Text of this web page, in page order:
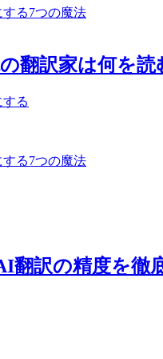
る7つの魔法
翻訳家は何を読
る
る7つの魔法
翻訳の精度を徹